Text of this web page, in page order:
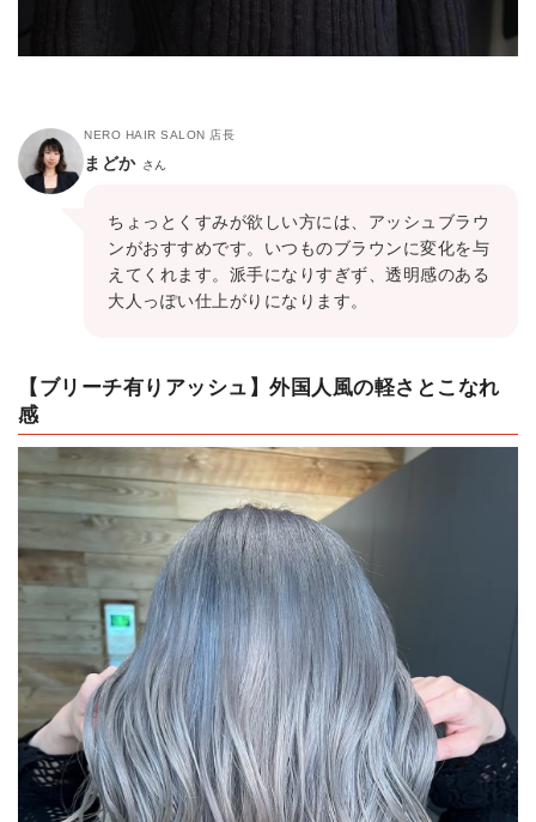
NERO HAIR SALON 店長
まどか さん
ちょっとくすみが欲しい方には、アッシュブラウ
ンがおすすめです。いつものブラウンに変化を与
えてくれます。派手になりすぎず、透明感のある
大人っぽい仕上がりになります。
【ブリーチ有りアッシュ】外国人風の軽さとこなれ
感